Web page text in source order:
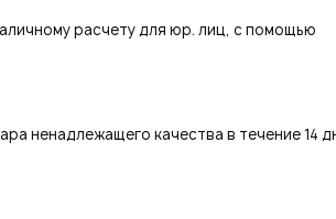
расчету для юр. лиц, с помощью
ненадлежащего качества в течение 14